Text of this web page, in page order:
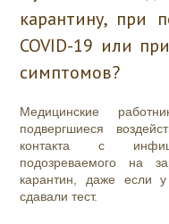
карантину, при
COVID-19 или
симптомов?
Медицинские
подвергшиеся
контакта с
подозреваемого на
карантин, даже если
сдавали тест.